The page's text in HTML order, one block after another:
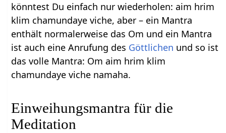
könntest Du einfach nur wiederholen: aim hrim
klim chamundaye viche, aber – ein Mantra
enthält normalerweise das Om und ein Mantra
ist auch eine Anrufung des Göttlichen und so ist
das volle Mantra: Om aim hrim klim
chamundaye viche namaha.
Einweihungsmantra für die
Meditation